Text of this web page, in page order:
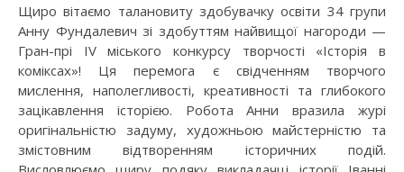
Щиро вітаємо талановиту здобувачку освіти 34 групи
Анну Фундалевич зі здобуттям найвищої нагороди —
Гран-прі IV міського конкурсу творчості «Історія в
коміксах»! Ця перемога є свідченням творчого
мислення, наполегливості, креативності та глибокого
зацікавлення історією. Робота Анни вразила журі
оригінальністю задуму, художньою майстерністю та
змістовним відтворенням історичних подій.